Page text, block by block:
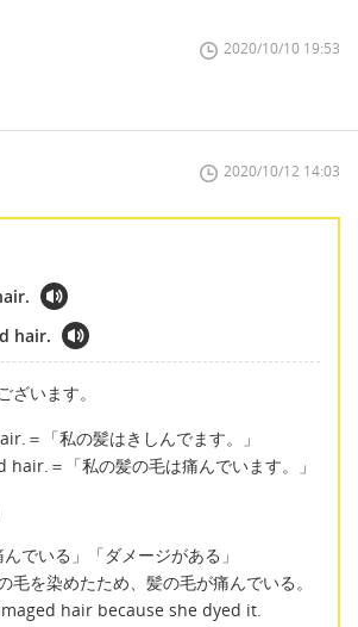
2020/10/10 19:53
2020/10/12 14:03
hair.
ざいます。
＝「私の髪はきしんでます。」
hair.＝「私の髪の毛は痛んでいます。」
でいる」「ダメージがある」
毛を染めたため、髪の毛が痛んでいる。
hair because she dyed it.